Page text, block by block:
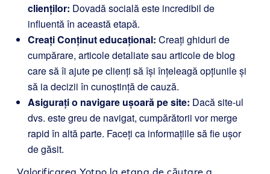
clienților: Dovadă socială este incredibil de
influentă în această etapă.
Creați Conținut educațional: Creați ghiduri de
cumpărare, articole detaliate sau articole de blog
care să îi ajute pe clienți să își înțeleagă opțiunile și
să ia decizii în cunoștință de cauză.
Asigurați o navigare ușoară pe site: Dacă site-ul
dvs. este greu de navigat, cumpărătorii vor merge
rapid în altă parte. Faceți ca informațiile să fie ușor
de găsit.
Valorificarea Yotpo la etapa de căutare a